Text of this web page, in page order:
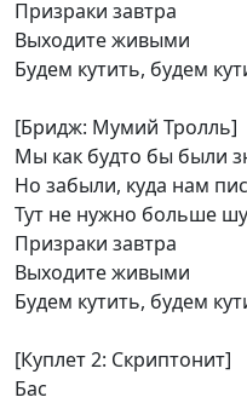
Призраки завтра
Выходите живыми
Будем кутить, будем
[Бридж: Мумий Тролль]
Мы как будто бы были
Но забыли, куда нам
Тут не нужно больше
Призраки завтра
Выходите живыми
Будем кутить, будем
[Куплет 2: Скриптонит]
Бас